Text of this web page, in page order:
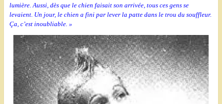
lumière. Aussi, dès que le chien faisait son arrivée, tous ces gens se
levaient. Un jour, le chien a fini par lever la patte dans le trou du souffleur.
Ça, c’est inoubliable. »